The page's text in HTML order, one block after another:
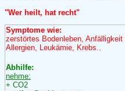
"Wer heilt, hat recht"
Symptome wie:
zerstörtes Bodenleben,
Allergien, Leukämie, Krebs..
Abhilfe:
nehme:
+ CO2